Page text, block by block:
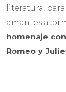
literatura,
amantes
homenaje
Romeo y